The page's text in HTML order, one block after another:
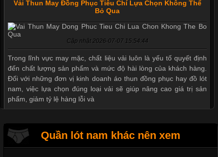
Vải Thun May Đồng Phục Tiêu Chí Lựa Chọn Không Thể
Bỏ Qua
Cập nhật 2026-07-07 15:54:44
Trong lĩnh vực may mặc, chất liệu vải luôn là yếu tố quyết định
đến chất lượng sản phẩm và mức độ hài lòng của khách hàng.
Đối với những đơn vị kinh doanh áo thun đồng phục hay đồ lót
nam, việc lựa chọn đúng loại vải sẽ giúp nâng cao giá trị sản
phẩm, giảm tỷ lệ hàng lỗi và
Quần lót nam khác nên xem
Mẫu quần short quần lót nam nữ hè thu 2017
Thị hiều quần lót nam bơi lội nam và nữ 2017
Xu hướng thời trang trẻ và quần lót nam giá sỉ
Giặt và bảo quản quần lót nam đúng cách